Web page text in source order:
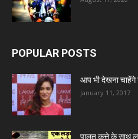
POPULAR POSTS
आप भी देखना चाहेंगे
January 11, 2017
पालतू कुत्ते के साथ